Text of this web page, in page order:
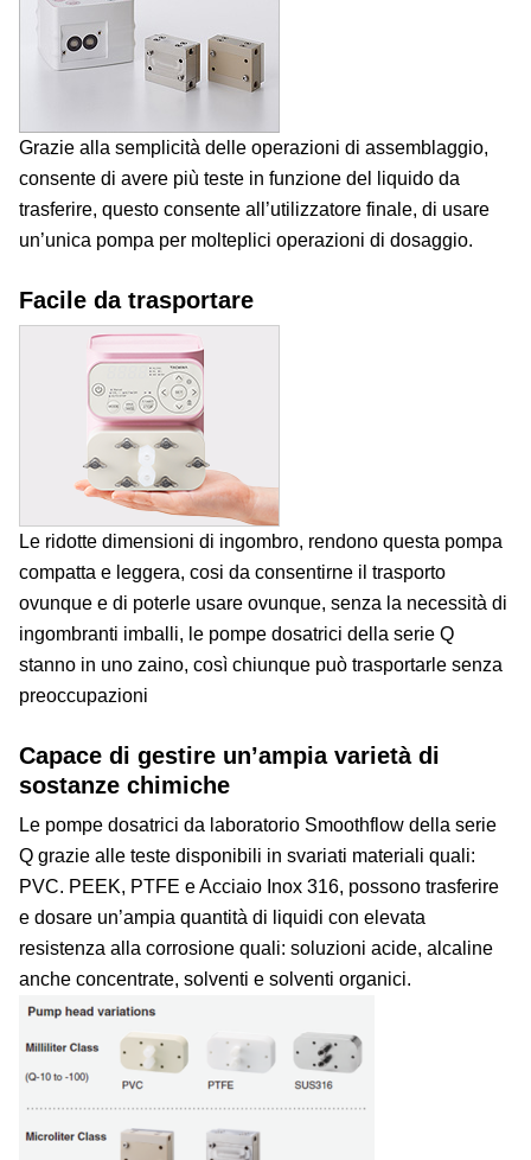
Grazie alla semplicità delle operazioni di assemblaggio,
consente di avere più teste in funzione del liquido da
trasferire, questo consente all’utilizzatore finale, di usare
un’unica pompa per molteplici operazioni di dosaggio.
Facile da trasportare
Le ridotte dimensioni di ingombro, rendono questa pompa
compatta e leggera, cosi da consentirne il trasporto
ovunque e di poterle usare ovunque, senza la necessità di
ingombranti imballi, le pompe dosatrici della serie Q
stanno in uno zaino, così chiunque può trasportarle senza
preoccupazioni
Capace di gestire un’ampia varietà di
sostanze chimiche
Le pompe dosatrici da laboratorio Smoothflow della serie
Q grazie alle teste disponibili in svariati materiali quali:
PVC. PEEK, PTFE e Acciaio Inox 316, possono trasferire
e dosare un’ampia quantità di liquidi con elevata
resistenza alla corrosione quali: soluzioni acide, alcaline
anche concentrate, solventi e solventi organici.